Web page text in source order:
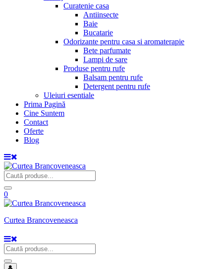
Curatenie casa
Antiinsecte
Baie
Bucatarie
Odorizante pentru casa si aromaterapie
Bete parfumate
Lampi de sare
Produse pentru rufe
Balsam pentru rufe
Detergent pentru rufe
Uleiuri esentiale
Prima Pagină
Cine Suntem
Contact
Oferte
Blog
0
Curtea Brancoveneasca